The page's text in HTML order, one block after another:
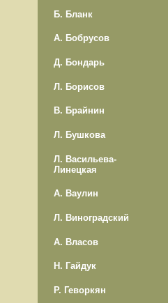
Б. Бланк
А. Бобрусов
Д. Бондарь
Л. Борисов
В. Брайнин
Л. Бушкова
Л. Васильева-
Линецкая
А. Ваулин
Л. Виноградский
А. Власов
Н. Гайдук
Р. Геворкян